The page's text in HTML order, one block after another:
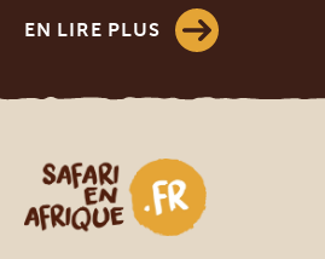
EN LIRE PLUS
Safari en Afrique